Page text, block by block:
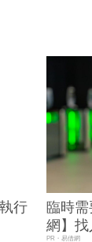
行
臨時
網】
PR・易借網